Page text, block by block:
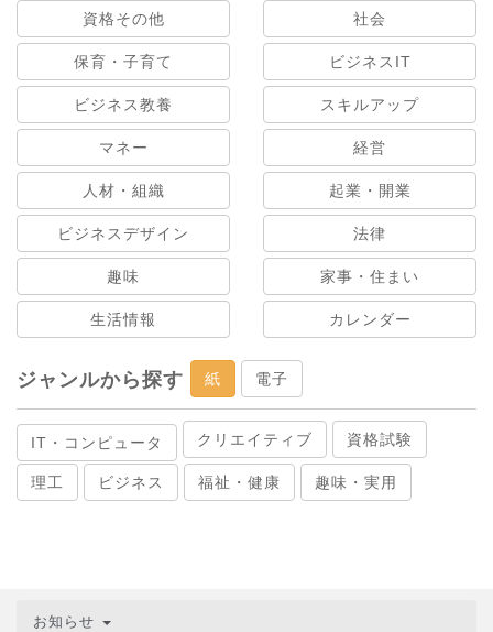
資格その他 社会
保育・子育て ビジネスIT
ビジネス教養 スキルアップ
マネー 経営
人材・組織 起業・開業
ビジネスデザイン 法律
趣味 家事・住まい
生活情報 カレンダー
ジャンルから探す 紙 電子
IT・コンピュータ クリエイティブ 資格試験
理工 ビジネス 福祉・健康 趣味・実用
お知らせ